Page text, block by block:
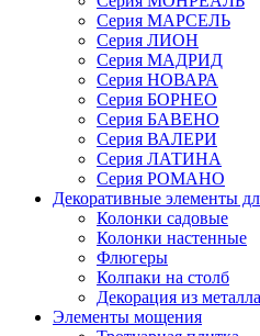
Серия МАРСЕЛЬ
Серия ЛИОН
Серия МАДРИД
Серия НОВАРА
Серия БОРНЕО
Серия БАВЕНО
Серия ВАЛЕРИ
Серия ЛАТИНА
Серия РОМАНО
Декоративные элементы
Колонки садовые
Колонки настенные
Флюгеры
Колпаки на столб
Декорация из
Элементы мощения